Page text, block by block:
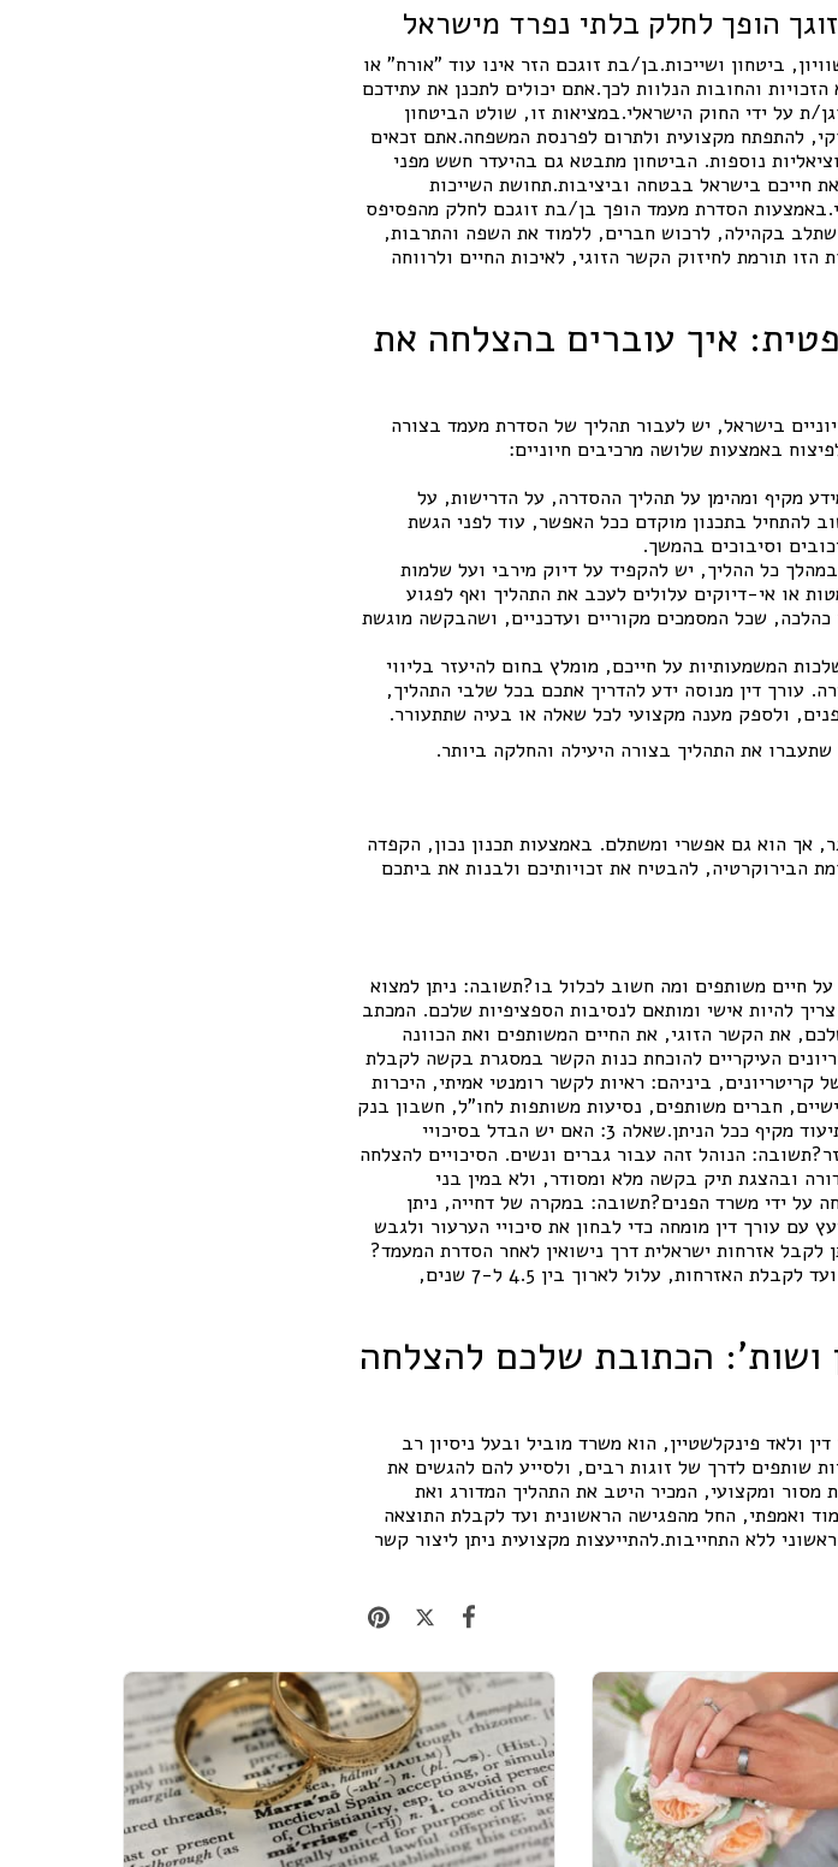
הופך לחלק בלתי נפרד מישראל
ביטחון ושייכות.בן/בת זוגכם הזר אינו עוד "אורח" או
והחובות הנלוות לכך.אתם יכולים לתכנן את עתידכם
על ידי החוק הישראלי.במציאות זו, שולט הביטחון
להתפתח מקצועית ולתרום לפרנסת המשפחה.אתם זכאים
נוספות. הביטחון מתבטא גם בהיעדר חשש מפני
חייכם בישראל בבטחה וביציבות.תחושת השייכות
הסדרת מעמד הופך בן/בת זוגכם לחלק מהפסיפס
בקהילה, לרכוש חברים, ללמוד את השפה והתרבות,
תורמת לחיזוק הקשר הזוגי, לאיכות החיים ולרווחה
איך עוברים בהצלחה את
בישראל, יש לעבור תהליך של הסדרת מעמד בצורה
באמצעות שלושה מרכיבים חיוניים:
מקיף ומהימן על תהליך ההסדרה, על הדרישות, על
להתחיל בתכנון מוקדם ככל האפשר, עוד לפני הגשת
וסיבוכים בהמשך.
כל ההליך, יש להקפיד על דיוק מירבי ועל שלמות
או אי-דיוקים עלולים לעכב את התהליך ואף לפגוע
שכל המסמכים מקוריים ועדכניים, ושהבקשה מוגשת
המשמעותיות על חייכם, מומלץ בחום להיעזר בליווי
עורך דין מנוסה ידע להדריך אתכם בכל שלבי התהליך,
ולספק מענה מקצועי לכל שאלה או בעיה שתתעורר.
את התהליך בצורה היעילה והחלקה ביותר.
אך הוא גם אפשרי ומשתלם. באמצעות תכנון נכון, הקפדה
הבירוקרטיה, להבטיח את זכויותיכם ולבנות את ביתכם
על חיים משותפים ומה חשוב לכלול בו?תשובה: ניתן למצוא
להיות אישי ומותאם לנסיבות הספציפיות שלכם. המכתב
את הקשר הזוגי, את החיים המשותפים ואת הכוונה
בישראל.שאלה 2: מהם הקריטריונים העיקריים להוכחת כנות הקשר במסגרת בקשה לקבלת
ביניהם: ראיות לקשר רומנטי אמיתי, היכרות
חברים משותפים, נסיעות משותפות לחו"ל, חשבון בנק
משותף, הסכמי שכירות משותפים, ועוד. חשוב להציג תיעוד מקיף ככל הניתן.שאלה 3: האם יש הבדל בסיכויי
הנוהל זהה עבור גברים ונשים. הסיכויים להצלחה
ובהצגת תיק בקשה מלא ומסודר, ולא במין בני
נדחה על ידי משרד הפנים?תשובה: במקרה של דחייה, ניתן
עם עורך דין מומחה כדי לבחון את סיכויי הערעור ולגבש
5: תוך כמה זמן ניתן לקבל אזרחות ישראלית דרך נישואין לאחר הסדרת המעמד?
תשובה: התהליך כולו, החל מהגשת הבקשה הראשונית ועד לקבלת האזרחות, עלול לארוך בין 4.5 ל-7 שנים,
ושות': הכתובת שלכם להצלחה
ולאד פינקלשטיין, הוא משרד מוביל ובעל ניסיון רב
שותפים לדרך של זוגות רבים, ולסייע להם להגשים את
מסור ומקצועי, המכיר היטב את התהליך המדורג ואת
ואמפתי, החל מהפגישה הראשונית ועד לקבלת התוצאה
ללא התחייבות.להתייעצות מקצועית ניתן ליצור קשר